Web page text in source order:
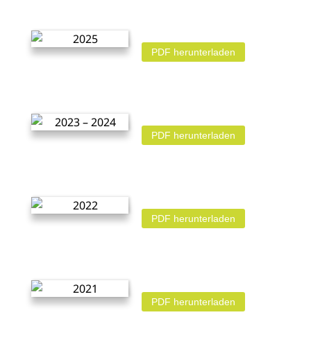
PDF herunterladen
PDF herunterladen
PDF herunterladen
PDF herunterladen